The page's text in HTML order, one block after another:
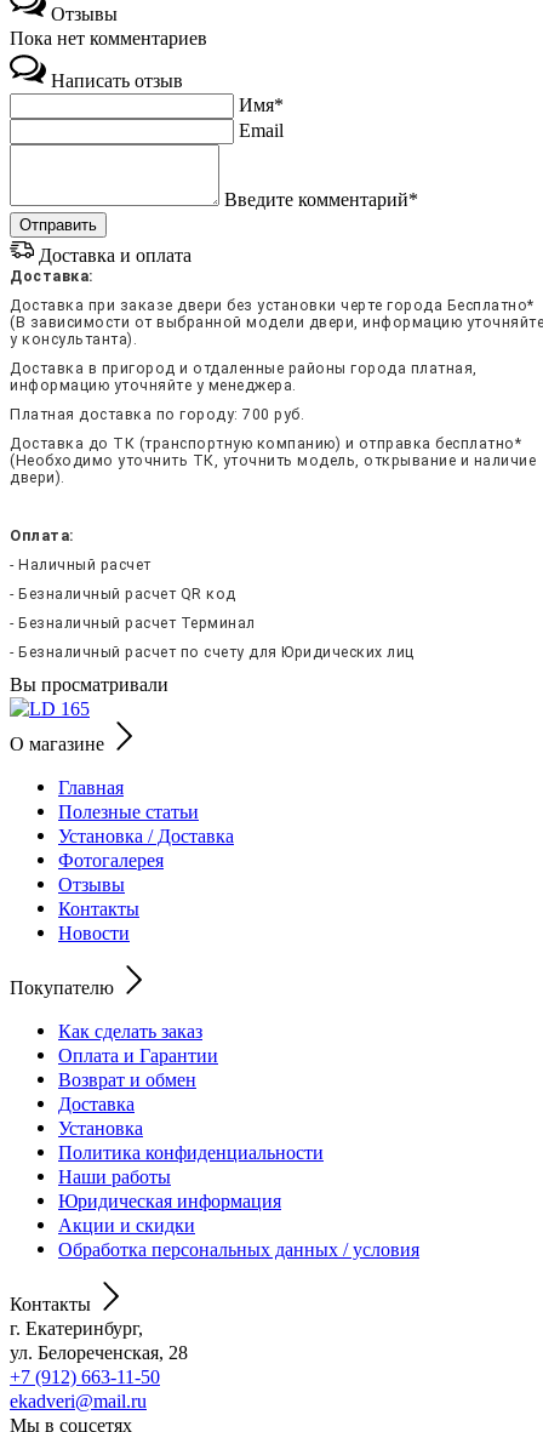
Отзывы
Пока нет комментариев
Написать отзыв
Имя*
Email
Введите комментарий*
Доставка и оплата
Доставка:
Доставка при заказе двери без установки черте города Бесплатно*
(В зависимости от выбранной модели двери, информацию уточняйте
у консультанта).
Доставка в пригород и отдаленные районы города платная,
информацию уточняйте у менеджера.
Платная доставка по городу: 700 руб.
Доставка до ТК (транспортную компанию) и отправка бесплатно*
(Необходимо уточнить ТК, уточнить модель, открывание и наличие
двери).
Оплата:
- Наличный расчет
- Безналичный расчет QR код
- Безналичный расчет Терминал
- Безналичный расчет по счету для Юридических лиц
Вы просматривали
О магазине
Главная
Полезные статьи
Установка / Доставка
Фотогалерея
Отзывы
Контакты
Новости
Покупателю
Как сделать заказ
Оплата и Гарантии
Возврат и обмен
Доставка
Установка
Политика конфиденциальности
Наши работы
Юридическая информация
Акции и скидки
Обработка персональных данных / условия
Контакты
г. Екатеринбург,
ул. Белореченская, 28
+7 (912) 663-11-50
ekadveri@mail.ru
Мы в соцсетях